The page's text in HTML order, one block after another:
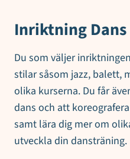
Inriktning Dans
Du som väljer
stilar såsom jazz, balett,
olika kurserna. Du får
dans och att
samt lära dig mer om
utveckla din dansträning.